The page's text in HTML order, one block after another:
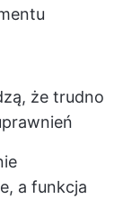
że trudno
a funkcja